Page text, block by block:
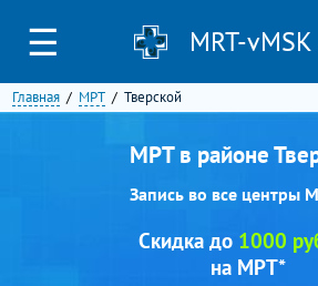
☰ MRT-vMSK
Главная МРТ Тверской
МРТ в районе
Запись во все центры
Скидка до 1000
на МРТ*